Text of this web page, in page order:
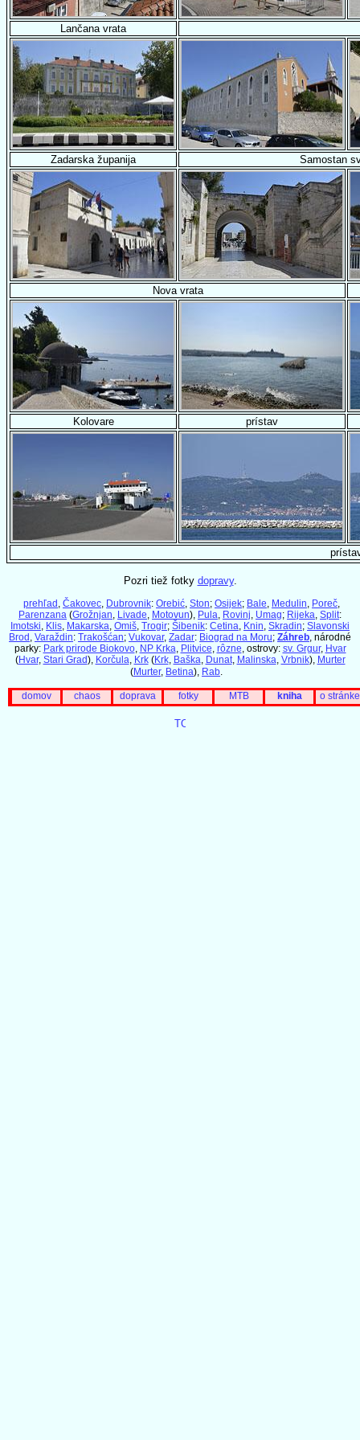
Lančana vrata
Zadarska županija Samostan
Nova vrata
Kolovare prístav
Pozri tiež fotky dopravy.
prehľad , Čakovec, Dubrovnik: Orebić, Ston; Osijek; Bale, Medulin, Poreč,
Parenzana (Grožnjan, Livade, Motovun), Pula, Rovinj, Umag; Rijeka, Split:
Imotski, Klis, Makarska, Omiš, Trogir; Šibenik: Cetina, Knin, Skradin; Slavonski
Brod , Varaždin: Trakošćan; Vukovar, Zadar: Biograd na Moru; Záhreb, národné
parky: Park prirode Biokovo, NP Krka, Plitvice, rôzne, ostrovy: sv. Grgur, Hvar
(Hvar, Stari Grad), Korčula, Krk(Krk, Baška, Dunat, Malinska, Vrbnik), Murter
(Murter, Betina), Rab.
domov chaos doprava fotky MTB kniha o stránke